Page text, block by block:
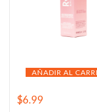
AÑADIR AL
$6.99